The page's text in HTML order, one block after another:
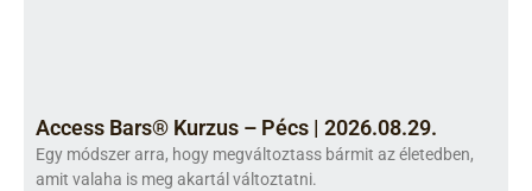
Access Bars® Kurzus – Pécs | 2026.08.29.
Egy módszer arra, hogy megváltoztass bármit az életedben,
amit valaha is meg akartál változtatni.